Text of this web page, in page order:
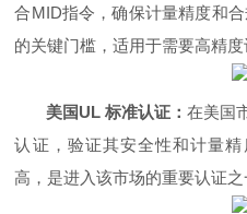
合MID指令，确保计量精度和
的关键门槛，适用于需要高精度
美国UL 标准认证： 在美国
认证，验证其安全性和计量
高，是进入该市场的重要认证之